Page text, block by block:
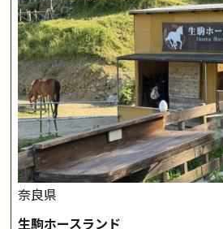
奈良県
生駒ホースランド